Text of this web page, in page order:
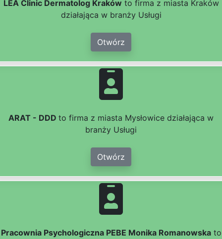
LEA Clinic Dermatolog Kraków to firma z miasta Kraków
działająca w branży Usługi
Otwórz
ARAT - DDD to firma z miasta Mysłowice działająca w
branży Usługi
Otwórz
Pracownia Psychologiczna PEBE Monika Romanowskato